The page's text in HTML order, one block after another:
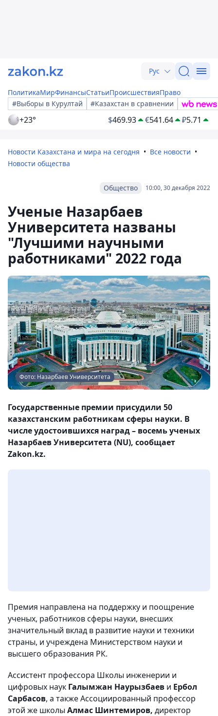
Рус
ПолитикаМирФинансыСтатьиПроисшествияПраво
#Выборы в Курултай
#Казахстан в сравнении
+23° $469.93 €541.64 ₽5.71
Новости Казахстана и мира на сегодня
Все новости
Новости общества
10:00, 30 декабря 2022
Общество
Ученые Назарбаев
Университета названы
"Лучшими научными
работниками" 2022 года
Фото: Назарбаев Университета
Государственные премии присудили 50
казахстанским работникам сферы науки. В
числе удостоившихся наград – восемь ученых
Назарбаев Университета (NU), сообщает
Zakon.kz.
Премия направлена на поддержку и поощрение
ученых, работников сферы науки, внесших
значительный вклад в развитие науки и техники
страны, и учреждена Министерством науки и
высшего образования РК.
Ассистент профессора Школы инженерии и
цифровых наук Галымжан Наурызбаев и Ербол
Сарбасов, а также Ассоциированный профессор
этой же школы Алмас Шинтемиров, директор